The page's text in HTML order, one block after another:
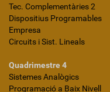
Tec. Complementàries 2
Dispositius Programables
Empresa
Circuits i Sist. Lineals
Quadrimestre 4
Sistemes Analògics
Programació a Baix Nivell